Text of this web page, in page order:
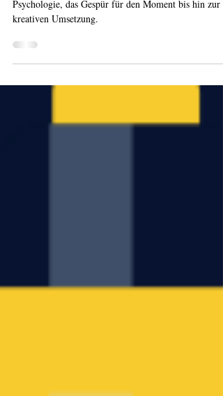
Er ist verantwortlich für die Kommunikation über die
Psychologie, das Gespür für den Moment bis hin zur
kreativen Umsetzung.